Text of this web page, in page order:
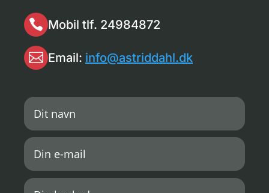
 Mobil tlf. 24984872
 Email: info@astriddahl.dk